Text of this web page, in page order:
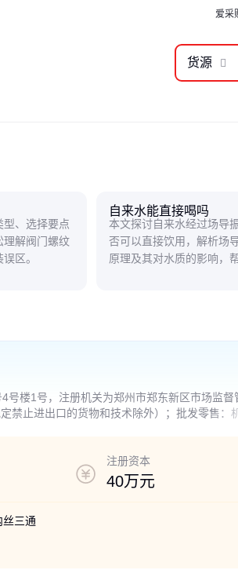
爱采
货源
型、选择要点
理解阀门螺纹
区。
自来水能直接喝吗
本文探讨自来水经过场导
否可以直接饮用，解析场
原理及其对水质的影响，
楼1号，注册机关为郑州市郑东新区市场监督
禁止进出口的货物和技术除外）；批发零售：
注册资本
40万元
三通